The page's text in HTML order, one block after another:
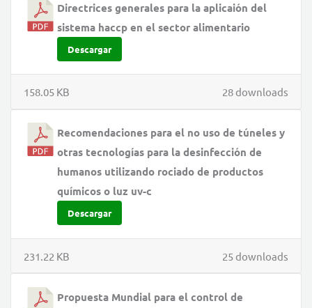
Directrices generales para la aplicaión del
sistema haccp en el sector alimentario
Descargar
28 downloads
158.05 KB
Recomendaciones para el no uso de túneles y
otras tecnologías para la desinfección de
humanos utilizando rociado de productos
químicos o luz uv-c
Descargar
25 downloads
231.22 KB
Propuesta Mundial para el control de